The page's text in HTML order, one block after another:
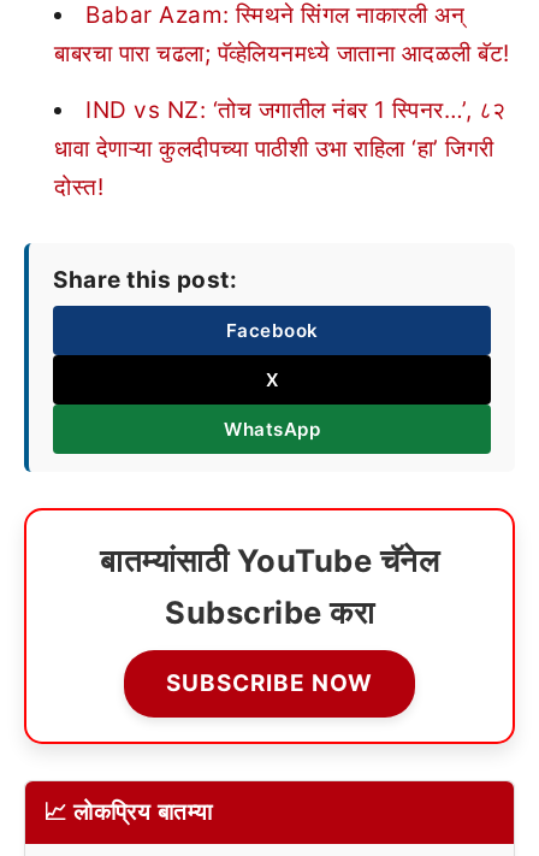
Babar Azam: स्मिथने सिंगल नाकारली अन्
बाबरचा पारा चढला; पॅव्हेलियनमध्ये जाताना आदळली बॅट!
IND vs NZ: ‘तोच जगातील नंबर 1 स्पिनर…’, ८२
धावा देणाऱ्या कुलदीपच्या पाठीशी उभा राहिला ‘हा’ जिगरी
दोस्त!
Share this post:
Facebook
X
WhatsApp
बातम्यांसाठी YouTube चॅनेल
Subscribe करा
SUBSCRIBE NOW
📈 लोकप्रिय बातम्या